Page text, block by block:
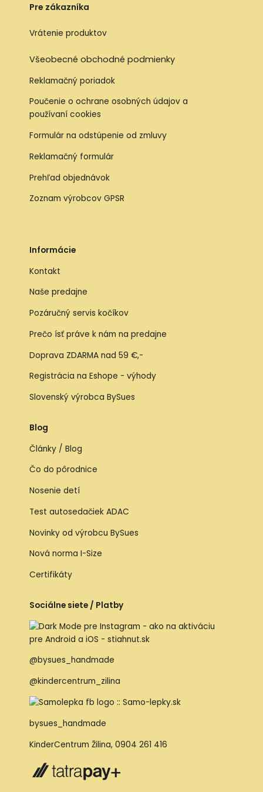
Pre zákazníka
Vrátenie produktov
Všeobecné obchodné podmienky
Reklamačný poriadok
Poučenie o ochrane osobných údajov a
používaní cookies
Formulár na odstúpenie od zmluvy
Reklamačný formulár
Prehľad objednávok
Zoznam výrobcov GPSR
Informácie
Kontakt
Naše predajne
Pozáručný servis kočíkov
Prečo ísť práve k nám na predajne
Doprava ZDARMA nad 59 €,-
Registrácia na Eshope - výhody
Slovenský výrobca BySues
Blog
Články / Blog
Čo do pôrodnice
Nosenie detí
Test autosedačiek ADAC
Novinky od výrobcu BySues
Nová norma I-Size
Certifikáty
Sociálne siete / Platby
@bysues_handmade
@kindercentrum_zilina
bysues_handmade
KinderCentrum Žilina, 0904 261 416